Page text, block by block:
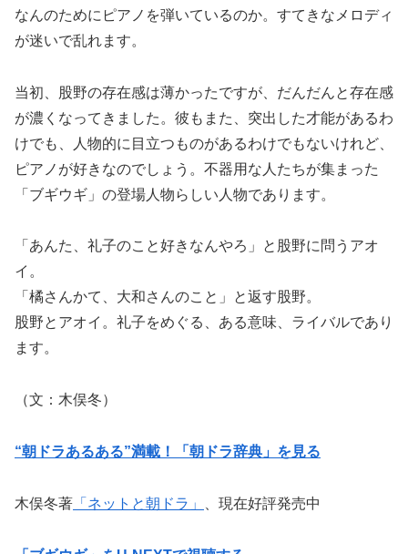
なんのためにピアノを弾いているのか。すてきなメロディ
が迷いで乱れます。
当初、股野の存在感は薄かったですが、だんだんと存在感
が濃くなってきました。彼もまた、突出した才能があるわ
けでも、人物的に目立つものがあるわけでもないけれど、
ピアノが好きなのでしょう。不器用な人たちが集まった
「ブギウギ」の登場人物らしい人物であります。
「あんた、礼子のこと好きなんやろ」と股野に問うアオ
イ。
「橘さんかて、大和さんのこと」と返す股野。
股野とアオイ。礼子をめぐる、ある意味、ライバルであり
ます。
（文：木俣冬）
“朝ドラあるある”満載！「朝ドラ辞典」を見る
木俣冬著 「ネットと朝ドラ」 、現在好評発売中